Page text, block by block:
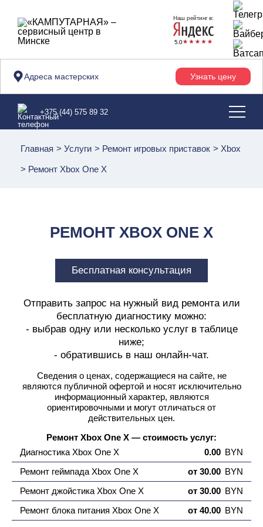
Наш рейтинг в:
5.0
Адреса мастерских Узнать цену
+375 (44) 575 89 32
Главная > Услуги > Ремонт игровых приставок > Xbox
> Ремонт Xbox One X
РЕМОНТ XBOX ONE X
Бесплатная консультация
Отправить запрос на нужный вид ремонта или
бесплатную диагностику можно:
- выбрав одну или несколько услуг в таблице
ниже;
- обратившись в наш онлайн-чат.
Сведения о ценах, содержащиеся на сайте, не
являются публичной офертойи носят исключительно
информационный характер, являются
ориентировочными и могут отличаться от
действительных цен.
Ремонт Xbox One X — стоимость услуг:
Диагностика Xbox One X
0.00 BYN
Ремонт геймпада Xbox One X
от 30.00 BYN
Ремонт джойстика Xbox One X
от 30.00 BYN
Ремонт блока питания Xbox One X
от 40.00 BYN